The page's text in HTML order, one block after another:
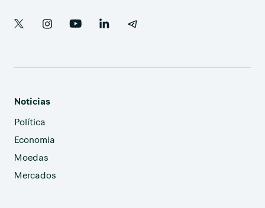
Noticias
Política
Economia
Moedas
Mercados